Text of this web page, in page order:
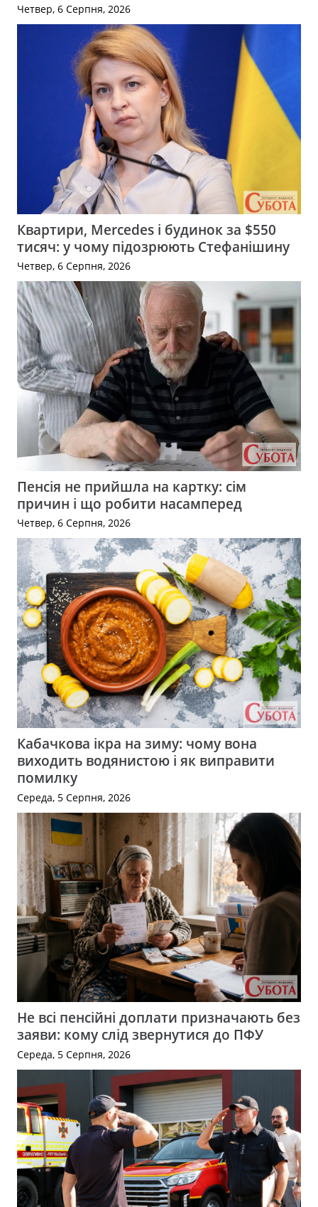
Четвер, 6 Серпня, 2026
Квартири, Mercedes і будинок за $550
тисяч: у чому підозрюють Стефанішину
Четвер, 6 Серпня, 2026
Пенсія не прийшла на картку: сім
причин і що робити насамперед
Четвер, 6 Серпня, 2026
Кабачкова ікра на зиму: чому вона
виходить водянистою і як виправити
помилку
Середа, 5 Серпня, 2026
Не всі пенсійні доплати призначають без
заяви: кому слід звернутися до ПФУ
Середа, 5 Серпня, 2026